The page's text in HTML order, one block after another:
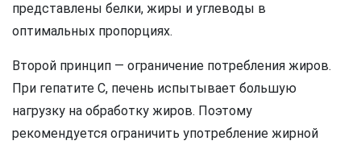
представлены белки, жиры и углеводы в
оптимальных пропорциях.
Второй принцип — ограничение потребления жиров.
При гепатите C, печень испытывает большую
нагрузку на обработку жиров. Поэтому
рекомендуется ограничить употребление жирной